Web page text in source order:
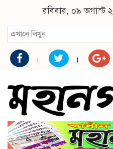
রবিবার, ০৯ অগাস্ট